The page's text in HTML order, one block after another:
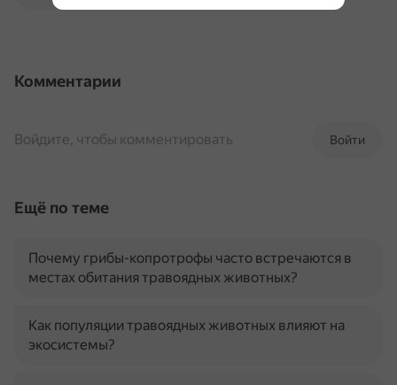
Комментарии
Войти
Войдите, чтобы комментировать
Ещё по теме
Почему грибы-копротрофы часто встречаются в
местах обитания травоядных животных?
Как популяции травоядных животных влияют на
экосистемы?